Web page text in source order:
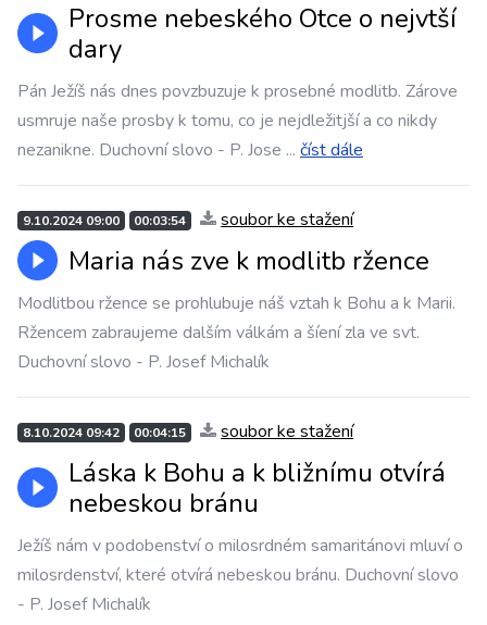
Prosme nebeského Otce o nejvtší
dary
Pán Ježíš nás dnes povzbuzuje k prosebné modlitb. Zárove
usmruje naše prosby k tomu, co je nejdležitjší a co nikdy
nezanikne. Duchovní slovo - P. Jose ... číst dále
9.10.2024 09:00 00:03:54 soubor ke stažení
Maria nás zve k modlitb ržence
Modlitbou ržence se prohlubuje náš vztah k Bohu a k Marii.
Ržencem zabraujeme dalším válkám a šíení zla ve svt.
Duchovní slovo - P. Josef Michalík
8.10.2024 09:42 00:04:15 soubor ke stažení
Láska k Bohu a k bližnímu otvírá
nebeskou bránu
Ježíš nám v podobenství o milosrdném samaritánovi mluví o
milosrdenství, které otvírá nebeskou bránu. Duchovní slovo
- P. Josef Michalík